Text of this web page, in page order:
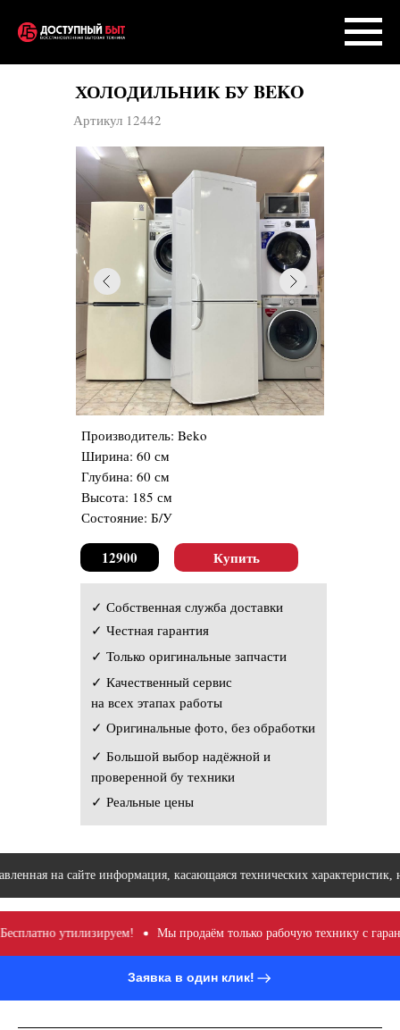
ХОЛОДИЛЬНИК БУ BEKO
Производитель: Beko
Ширина: 60 см
Глубина: 60 см
Высота: 185 см
Состояние: Б/У
Артикул 12442
Купить
12900
✓ Собственная служба доставки
✓ Честная гарантия
✓ Только оригинальные запчасти
✓ Качественный сервис
на всех этапах работы
✓ Оригинальные фото, без обработки
✓ Большой выбор надёжной и
проверенной бу техники
✓ Реальные цены
на сайте информация, касающаяся технических
утилизируем! Мы продаём только рабочую технику с
Заявка в один клик!